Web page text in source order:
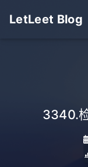
LetLeet Blog
3340.